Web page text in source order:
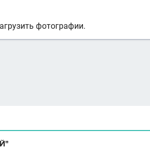
фотографии.